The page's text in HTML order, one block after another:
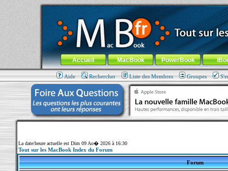
MacBook-fr.com : 100% Apple... 100% nomade !
Aller au contenu-Aller au menu général-Aller au menu de
Menu général
Accueil MacBook PowerBook
Aide Rechercher Liste des Membres Groupes
La date/heure actuelle est Dim 09 Ao� 2026 à 16:30
Tout sur les MacBook Index du Forum
Forum